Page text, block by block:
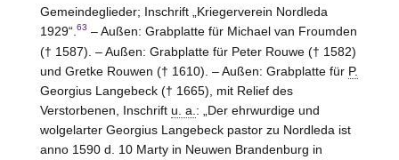
Gemeindeglieder; Inschrift „Kriegerverein Nordleda
1929“. 63 – Außen: Grabplatte für Michael van Froumden
(† 1587). – Außen: Grabplatte für Peter Rouwe († 1582)
und Gretke Rouwen († 1610). – Außen: Grabplatte für P.
Georgius Langebeck († 1665), mit Relief des
Verstorbenen, Inschrift u. a. : „Der ehrwurdige und
wolgelarter Georgius Langebeck pastor zu Nordleda ist
anno 1590 d. 10 Marty in Neuwen Brandenburg in